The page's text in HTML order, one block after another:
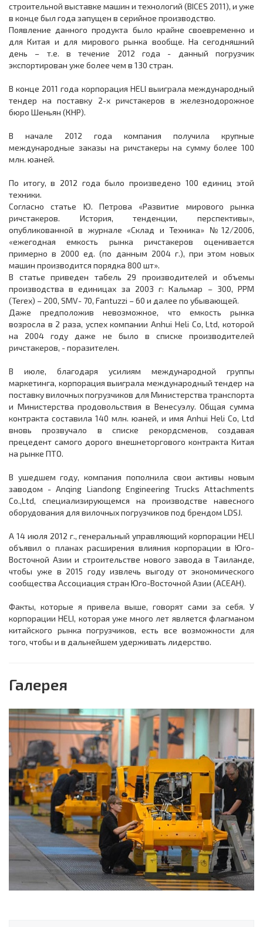
строительной выставке машин и технологий (BICES 2011), и уже
в конце был года запущен в серийное производство.
Появление данного продукта было крайне своевременно и
для Китая и для мирового рынка вообще. На сегодняшний
день – т.е. в течение 2012 года - данный погрузчик
экспортирован уже более чем в 130 стран.
В конце 2011 года корпорация HELI выиграла международный
тендер на поставку 2-х ричстакеров в железнодорожное
бюро Шеньян (КНР).
В начале 2012 года компания получила крупные
международные заказы на ричстакеры на сумму более 100
млн. юаней.
По итогу, в 2012 года было произведено 100 единиц этой
техники.
Согласно статье Ю. Петрова «Развитие мирового рынка
ричстакеров. История, тенденции, перспективы»,
опубликованной в журнале «Склад и Техника» №12/2006,
«ежегодная емкость рынка ричстакеров оценивается
примерно в 2000 ед. (по данным 2004 г.), при этом новых
машин производится порядка 800 шт».
В статье приведен табель 29 производителей и объемы
производства в единицах за 2003 г: Кальмар – 300, PPM
(Terex) – 200, SMV- 70, Fantuzzi – 60 и далее по убывающей.
Даже предположив невозможное, что емкость рынка
возросла в 2 раза, успех компании Anhui Heli Co, Ltd, которой
на 2004 году даже не было в списке производителей
ричстакеров, - поразителен.
В июле, благодаря усилиям международной группы
маркетинга, корпорация выиграла международный тендер на
поставку вилочных погрузчиков для Министерства транспорта
и Министерства продовольствия в Венесуэлу. Общая сумма
контракта составила 140 млн. юаней, и имя Anhui Heli Co, Ltd
вновь прозвучало в списке рекордсменов, создавая
прецедент самого дорого внешнеторгового контракта Китая
на рынке ПТО.
В ушедшем году, компания пополнила свои активы новым
заводом - Anqing Liandong Engineering Trucks Attachments
Co.,Ltd, специализирующемся на производстве навесного
оборудования для вилочных погрузчиков под брендом LDSJ.
А 14 июля 2012 г., генеральный управляющий корпорации HELI
объявил о планах расширения влияния корпорации в Юго-
Восточной Азии и строительстве нового завода в Таиланде,
чтобы уже в 2015 году извлечь выгоду от экономического
сообщества Ассоциация стран Юго-Восточной Азии (АСЕАН).
Факты, которые я привела выше, говорят сами за себя. У
корпорации HELI, которая уже много лет является флагманом
китайского рынка погрузчиков, есть все возможности для
того, чтобы и в дальнейшем удерживать лидерство.
Галерея